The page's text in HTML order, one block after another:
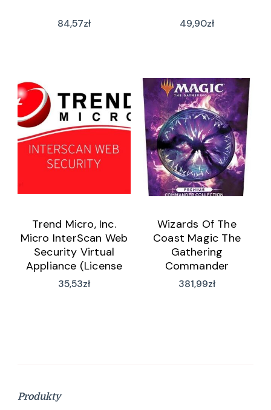
84,57zł 49,90zł
Trend Micro, Inc.
Micro InterScan Web
Security Virtual
Appliance (License
Renewal), xxxxxx
35,53zł
Wizards Of The
Coast Magic The
Gathering
Commander
Collection Black
381,99zł
Produkty